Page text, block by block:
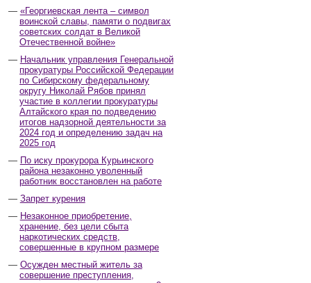
«Георгиевская лента – символ
воинской славы, памяти о подвигах
советских солдат в Великой
Отечественной войне»
Начальник управления Генеральной
прокуратуры Российской Федерации
по Сибирскому федеральному
округу Николай Рябов принял
участие в коллегии прокуратуры
Алтайского края по подведению
итогов надзорной деятельности за
2024 год и определению задач на
2025 год
По иску прокурора Курьинского
района незаконно уволенный
работник восстановлен на работе
Запрет курения
Незаконное приобретение,
хранение, без цели сбыта
наркотических средств,
совершенные в крупном размере
Осужден местный житель за
совершение преступления,